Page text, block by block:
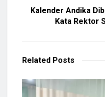
Kalender Andika
Kata Rektor
Related Posts